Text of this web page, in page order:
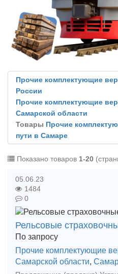
Прочие комплектующие
России
Прочие комплектующие
Самарской области
Товары Прочие
пути в Самаре
Показано товаров 1-20
05.06.23
1484
0
Рельсовые
По запросу
Прочие комплектующие
Самарской области,